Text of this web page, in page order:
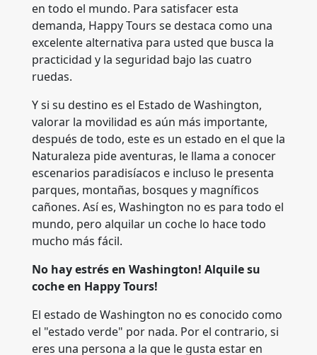
en todo el mundo. Para satisfacer esta
demanda, Happy Tours se destaca como una
excelente alternativa para usted que busca la
practicidad y la seguridad bajo las cuatro
ruedas.
Y si su destino es el Estado de Washington,
valorar la movilidad es aún más importante,
después de todo, este es un estado en el que la
Naturaleza pide aventuras, le llama a conocer
escenarios paradisíacos e incluso le presenta
parques, montañas, bosques y magníficos
cañones. Así es, Washington no es para todo el
mundo, pero alquilar un coche lo hace todo
mucho más fácil.
No hay estrés en Washington! Alquile su
coche en Happy Tours!
El estado de Washington no es conocido como
el "estado verde" por nada. Por el contrario, si
eres una persona a la que le gusta estar en